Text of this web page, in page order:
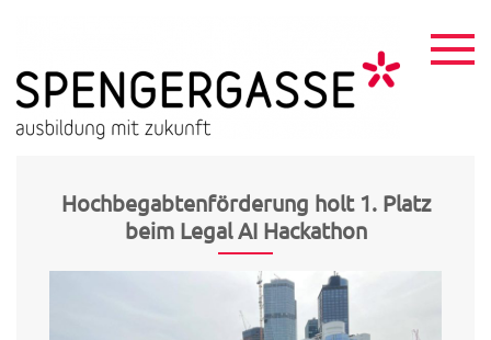
content
Hochbegabtenförderung holt 1. Platz
beim Legal AI Hackathon